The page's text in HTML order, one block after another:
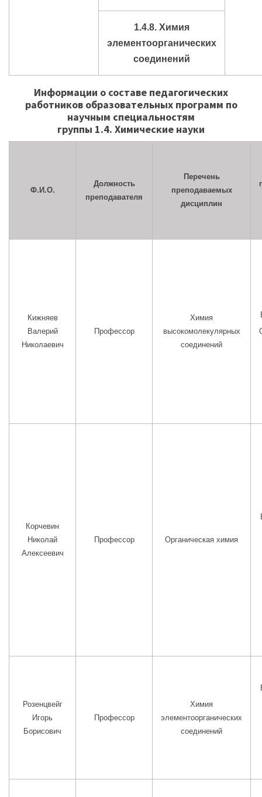
1.4.8. Химия
элементоорганических
соединений
Информации о составе педагогических
работников образовательных программ по
научным специальностям
группы 1.4. Химические науки
Ф.И.О.
Должность
преподавателя
Перечень
преподаваемых
дисциплин
Кижняев
Валерий
Николаевич
Профессор
Химия
высокомолекулярных
соединений
Корчевин
Николай
Алексеевич
Профессор Органическая химия
Розенцвейг
Игорь
Борисович
Профессор
Химия
элементоорганических
соединений